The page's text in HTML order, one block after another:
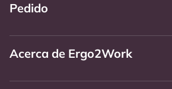
Pedido
Acerca de Ergo2Work